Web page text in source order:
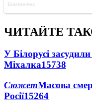
ЧИТАЙТЕ
У Білорусі
Міхалка15738
СюжетМасова
Росії15264